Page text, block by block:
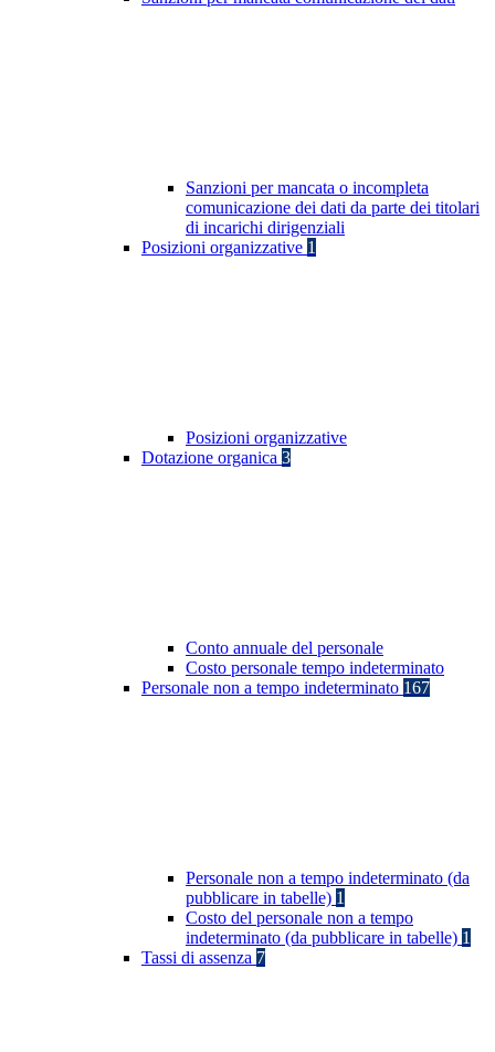
Sanzioni per mancata o incompleta
comunicazione dei dati da parte dei titolari
di incarichi dirigenziali
Posizioni organizzative 1
Posizioni organizzative
Dotazione organica 3
Conto annuale del personale
Costo personale tempo indeterminato
Personale non a tempo indeterminato 167
Personale non a tempo indeterminato (da
pubblicare in tabelle) 1
Costo del personale non a tempo
indeterminato (da pubblicare in tabelle) 1
Tassi di assenza 7